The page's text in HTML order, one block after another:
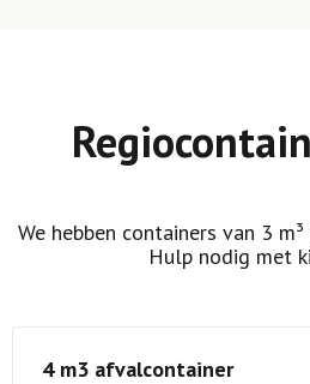
We hebben containers van 3
Hulp nodig met
4 m3 afvalcontainer